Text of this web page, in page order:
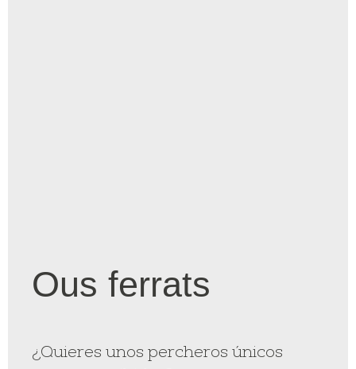
Ous ferrats
¿Quieres unos percheros únicos